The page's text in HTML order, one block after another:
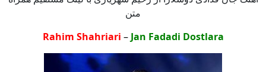
متن
Rahim Shahriari –Jan Fadadi Dostlara